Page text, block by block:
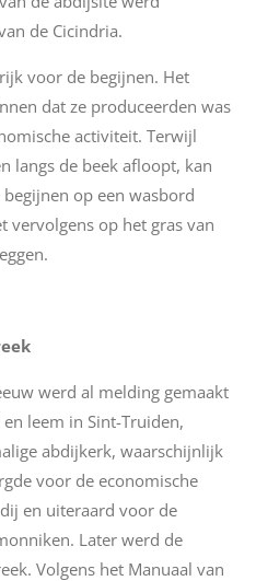
de Cicindria.
voor de begijnen. Het
dat ze produceerden was
activiteit. Terwijl
langs de beek afloopt, kan
op een wasbord
vervolgens op het gras van
werd al melding gemaakt
leem in Sint-Truiden,
abdijkerk, waarschijnlijk
voor de economische
en uiteraard voor de
Later werd de
Volgens het Manuaal van